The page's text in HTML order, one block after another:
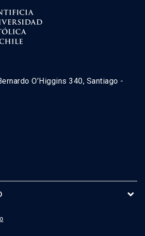
O’Higgins 340, Santiago -